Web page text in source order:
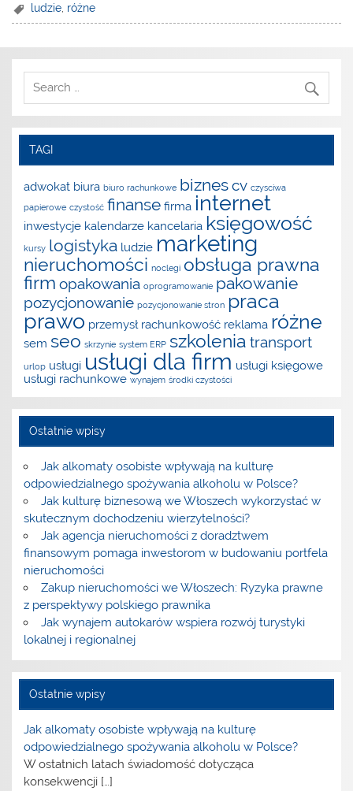
ludzie różne
TAGI
adwokat biura biuro rachunkowe biznescv czysciwa
papierowe czystość finanse firma internet
inwestycje kalendarze kancelaria księgowość
kursy logistyka ludzie marketing
nieruchomości noclegi obsługa prawna
firm opakowania oprogramowanie pakowanie
pozycjonowanie pozycjonowanie stron praca
prawo przemysł rachunkowość reklama różne
sem seo skrzynie system ERP szkolenia transport
urlop usługi usługi dla firm usługi księgowe
usługi rachunkowe wynajem środki czystości
Ostatnie wpisy
Jak alkomaty osobiste wpływają na kulturę
odpowiedzialnego spożywania alkoholu w Polsce?
Jak kulturę biznesową we Włoszech wykorzystać w
skutecznym dochodzeniu wierzytelności?
Jak agencja nieruchomości z doradztwem
finansowym pomaga inwestorom w budowaniu portfela
nieruchomości
Zakup nieruchomości we Włoszech: Ryzyka prawne
z perspektywy polskiego prawnika
Jak wynajem autokarów wspiera rozwój turystyki
lokalnej i regionalnej
Ostatnie wpisy
Jak alkomaty osobiste wpływają na kulturę
odpowiedzialnego spożywania alkoholu w Polsce?
W ostatnich latach świadomość dotycząca
konsekwencji […]